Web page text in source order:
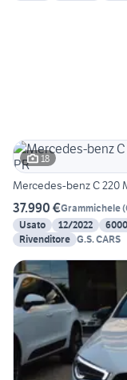
18
Mercedes-benz C 220
37.990 €Grammichele(
Usato
12/2022
Rivenditore
G.S. CARS